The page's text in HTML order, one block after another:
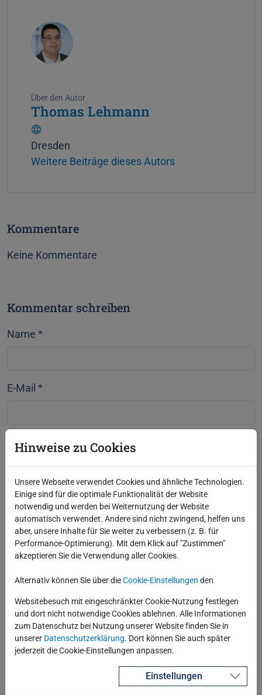
Über den Autor
Thomas Lehmann
W
e
b
e
Dresden
Weitere Beiträge dieses Autors
Kommentare
Keine Kommentare
Kommentar schreiben
Name *
E-Mail *
Kommentar
* Diese Felder sind erforderlich
Absenden
Letzte Blogbeiträge
MERGE und nie wieder ORA-00001? Doch!
Oracle Critical Patch Update Juli 2026
Critical Security Patch Update Juni 2026
Sicher und einfach joinen mit JOIN TO ONE
Hinweise zu Cookies
Unsere Webseite verwendet Cookies und ähnliche Technologien.
Einige sind für die optimale Funktionalität der Website
notwendig und werden bei Weiternutzung der Website
automatisch verwendet. Andere sind nicht zwingend, helfen uns
aber, unsere Inhalte für Sie weiter zu verbessern (z. B. für
Performance-Optimierung). Mit dem Klick auf "Zustimmen"
akzeptieren Sie die Verwendung aller Cookies.
Alternativ können Sie über dieCookie-Einstellungen den
Websitebesuch mit eingeschränkter Cookie-Nutzung festlegen
und dort nicht notwendige Cookies ablehnen. Alle Informationen
zum Datenschutz bei Nutzung unserer Website finden Sie in
unserer Datenschutzerklärung. Dort können Sie auch später
jederzeit die Cookie-Einstellungen anpassen.
Einstellungen